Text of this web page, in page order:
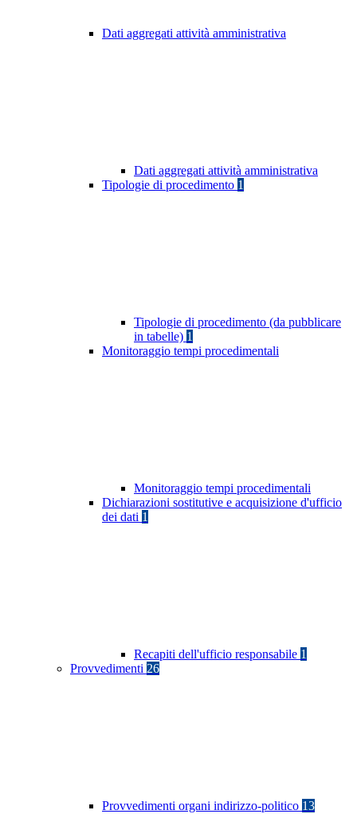
Dati aggregati attività amministrativa
Dati aggregati attività amministrativa
Tipologie di procedimento 1
Tipologie di procedimento (da pubblicare
in tabelle) 1
Monitoraggio tempi procedimentali
Monitoraggio tempi procedimentali
Dichiarazioni sostitutive e acquisizione d'ufficio
dei dati 1
Recapiti dell'ufficio responsabile 1
Provvedimenti 26
Provvedimenti organi indirizzo-politico 13